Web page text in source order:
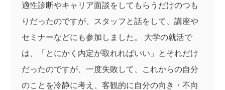
適性診断やキャリア面談をしてもらうだけのつも
りだったのですが、スタッフと話をして、講座や
セミナーなどにも参加しました。 大学の就活で
は、「とにかく内定が取れればいい」とそれだけ
だったのですが、一度失敗して、これからの自分
のことを冷静に考え、客観的に自分の向き・不向